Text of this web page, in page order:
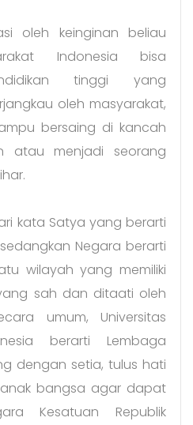
oleh keinginan beliau
Indonesia bisa
tinggi yang
oleh masyarakat,
bersaing di kancah
atau menjadi seorang
kata Satya yang berarti
Negara berarti
wilayah yang memiliki
sah dan ditaati oleh
umum, Universitas
berarti Lembaga
dengan setia, tulus hati
bangsa agar dapat
Kesatuan Republik